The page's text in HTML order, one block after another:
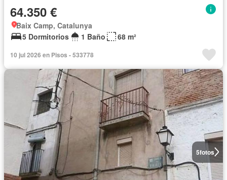
64.350 €
Baix Camp, Catalunya
5 Dormitorios
1 Baño 68 m²
10 jul 2026 en Pisos - 533778
5fotos